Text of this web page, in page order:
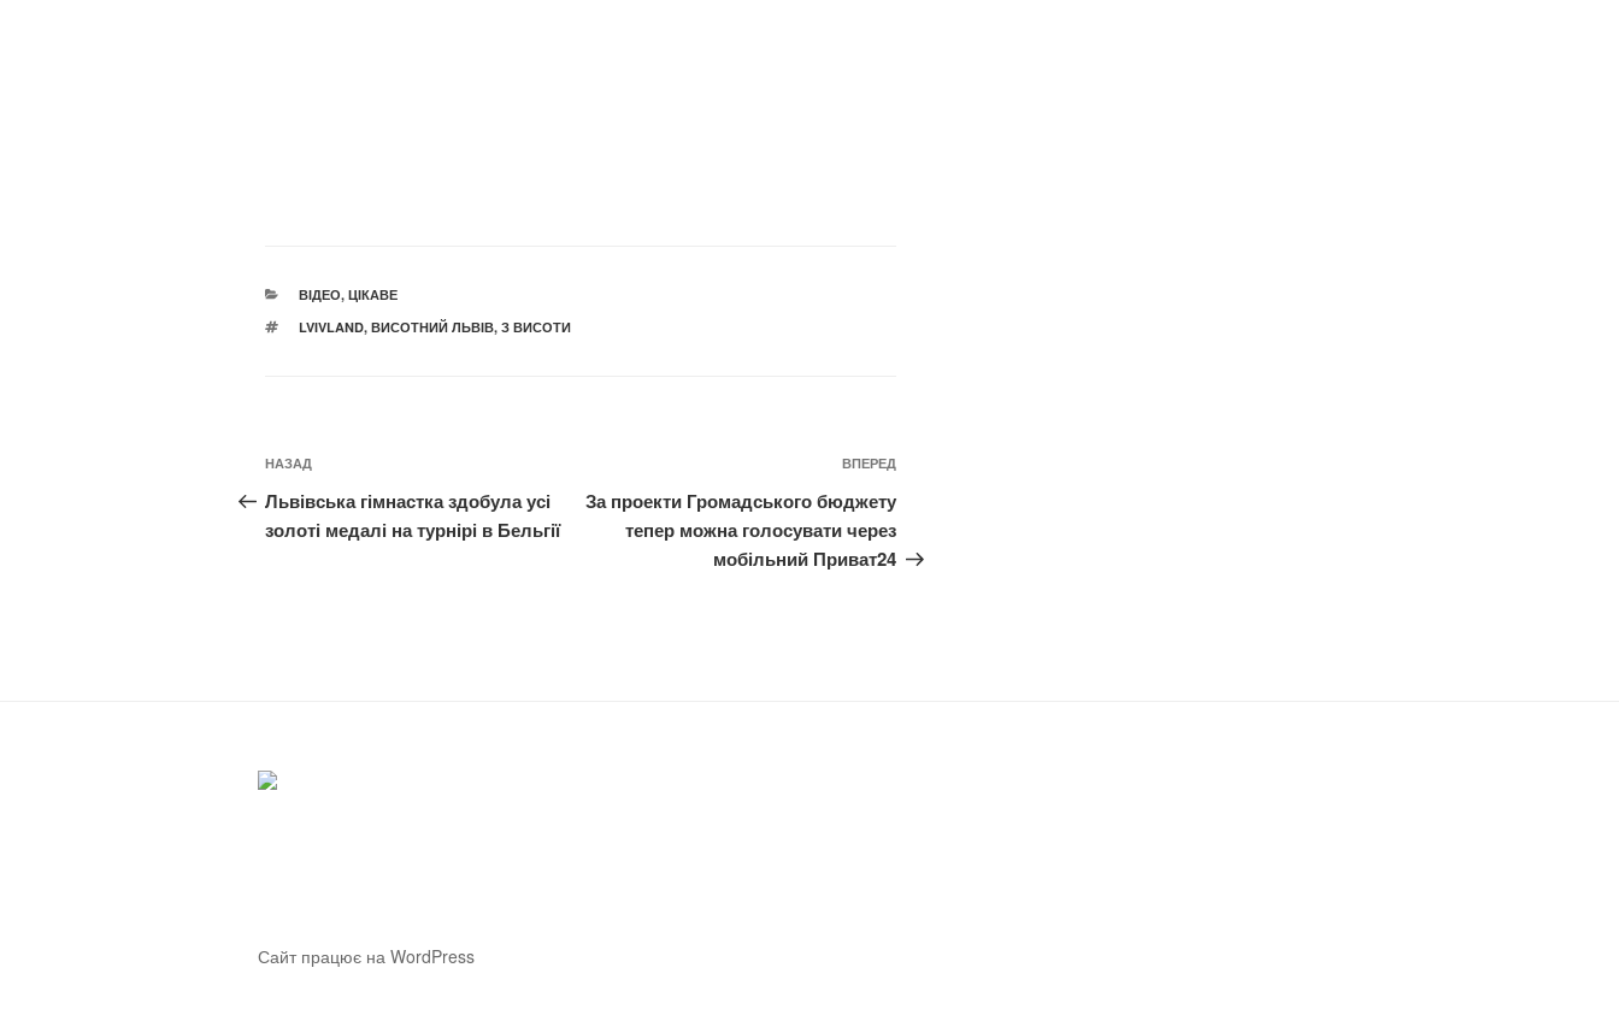
КАТЕГОРІЇ
ВІДЕО, ЦІКАВЕ
ПОЗНАЧКИ
LVIVLAND, ВИСОТНИЙ ЛЬВІВ, З ВИСОТИ
Навігація
записів
Попередній
запис:
НАЗАД
Львівська гімнастка здобула усі
золоті медалі на турнірі в Бельгії
Наступний
запис
ВПЕРЕД
За проекти Громадського бюджету
тепер можна голосувати через
мобільний Приват24
Сайт працює на WordPress